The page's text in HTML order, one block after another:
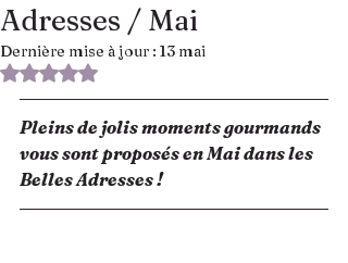
Adresses / Mai
Dernière mise à jour : 13 mai
Noté NaN étoiles sur 5.
Pleins de jolis moments gourmands
vous sont proposés en Mai dans les
Belles Adresses !